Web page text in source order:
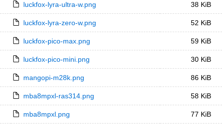
luckfox-lyra-ultra-w.png 38 KiB
luckfox-lyra-zero-w.png 52 KiB
luckfox-pico-max.png 59 KiB
luckfox-pico-mini.png 30 KiB
mangopi-m28k.png 86 KiB
mba8mpxl-ras314.png 58 KiB
mba8mpxl.png 77 KiB